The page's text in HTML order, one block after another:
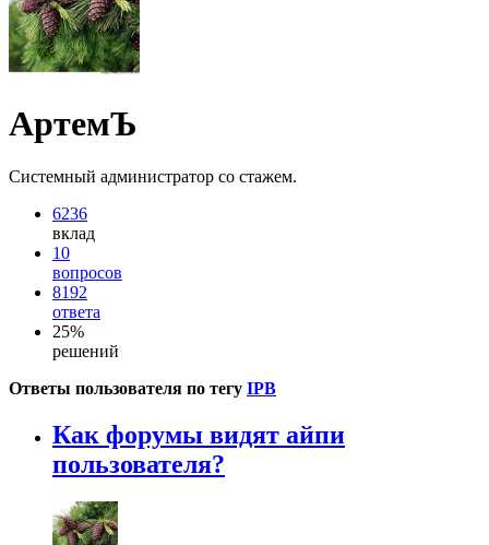
АртемЪ
Системный администратор со стажем.
6236
вклад
10
вопросов
8192
ответа
25%
решений
Ответы пользователя по тегу IPB
Как форумы видят айпи
пользователя?